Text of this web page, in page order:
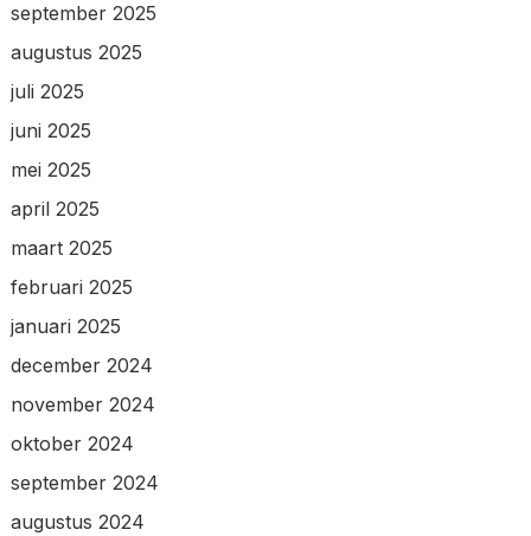
september 2025
augustus 2025
juli 2025
juni 2025
mei 2025
april 2025
maart 2025
februari 2025
januari 2025
december 2024
november 2024
oktober 2024
september 2024
augustus 2024